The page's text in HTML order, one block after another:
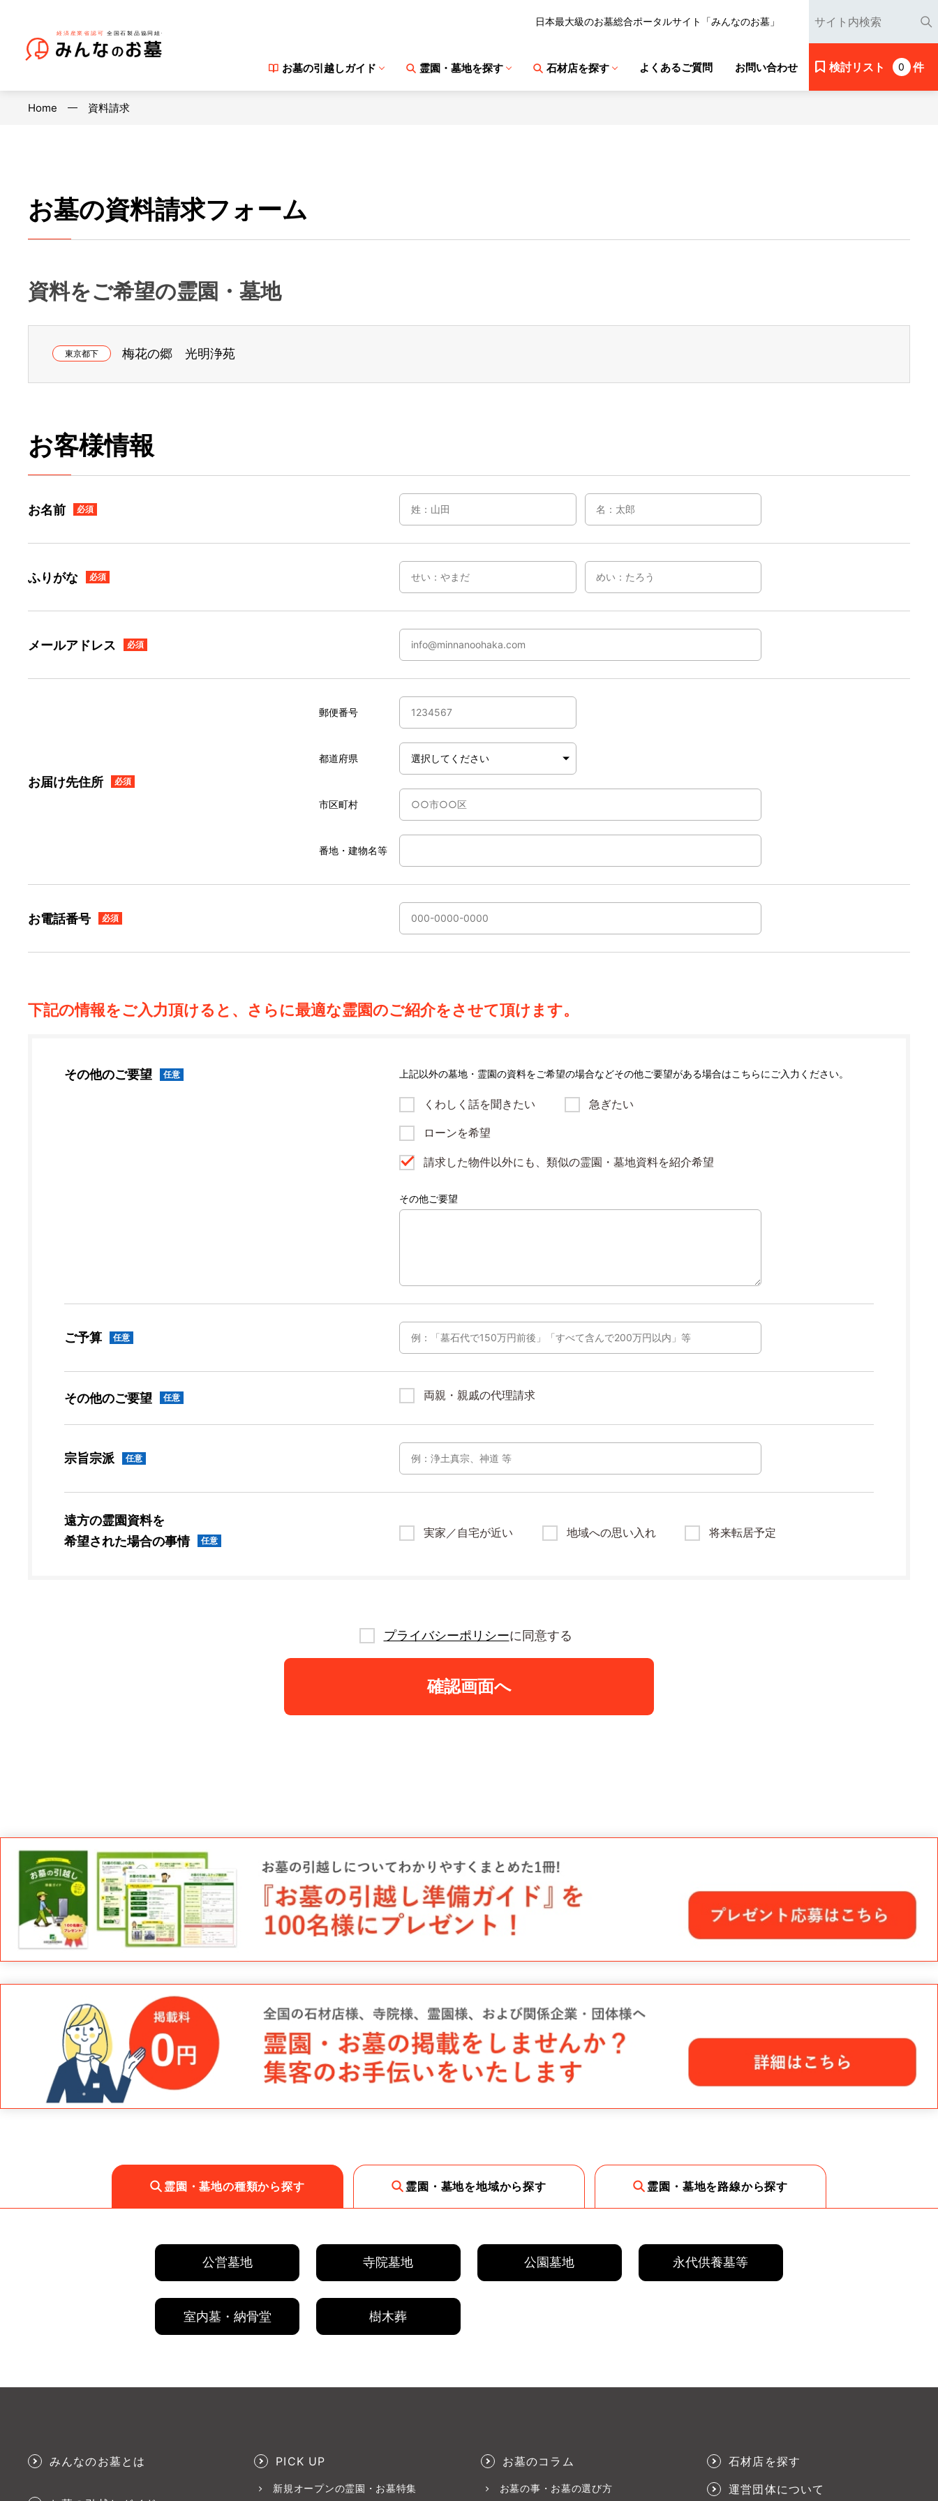
日本最大級のお墓総合ポータルサイト「みんなのお墓」
お墓の引越しガイド 霊園・墓地を探す 石材店を探す よくあるご質問 お問い合わせ 検討リスト 0 件
Home 資料請求
お墓の資料請求フォーム
資料をご希望の霊園・墓地
東京都下 梅花の郷 光明浄苑
お客様情報
お名前 必須
ふりがな 必須
メールアドレス 必須
お届け先住所 必須
郵便番号
都道府県
市区町村
番地・建物名等
お電話番号 必須
下記の情報をご入力頂けると、さらに最適な霊園のご紹介をさせて頂けます。
その他のご要望 任意 上記以外の墓地・霊園の資料をご希望の場合などその他ご要望がある場合はこちらにご入力ください。
くわしく話を聞きたい 急ぎたい
ローンを希望
請求した物件以外にも、類似の霊園・墓地資料を紹介希望
その他ご要望
ご予算 任意
その他のご要望 任意 両親・親戚の代理請求
宗旨宗派 任意
遠方の霊園資料を
希望された場合の事情
任意
実家／自宅が近い 地域への思い入れ 将来転居予定
プライバシーポリシーに同意する
確認画面へ
霊園・墓地の種類から探す 霊園・墓地を地域から探す 霊園・墓地を路線から探す
公営墓地 寺院墓地 公園墓地 永代供養墓等
室内墓・納骨堂 樹木葬
みんなのお墓とは PICK UP
新規オープンの霊園・お墓特集
お墓のコラム
お墓の事・お墓の選び方
石材店を探す
運営団体について